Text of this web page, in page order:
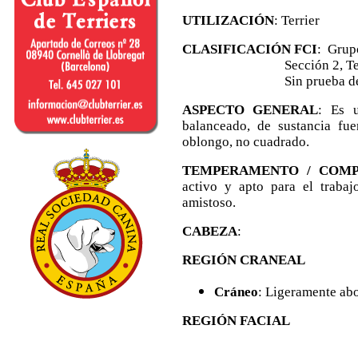
UTILIZACIÓN: Terrier
CLASIFICACIÓN FCI:
Sección 2, Terriers
Sin prueba de
ASPECTO GENERAL: Es
balanceado, de sustancia
oblongo, no cuadrado.
TEMPERAMENTO /
activo y apto para el
amistoso.
CABEZA:
REGIÓN CRANEAL
Cráneo: Ligeramente
REGIÓN FACIAL